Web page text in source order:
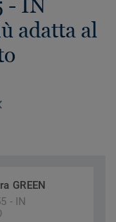
- IN
adatta al
GREEN
- IN